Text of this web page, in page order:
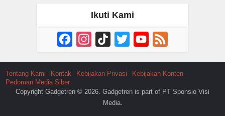
Ikuti Kami
FacebookInstagram
TikTok Twitter YouTube
Channel
Tentang Kami Kontak Kebijakan Privasi
Kebijakan Konten
Pedoman Media Siber
Copyright Gadgetren © 2026. Gadgetren is part of PT Sponsio Visi
Media.